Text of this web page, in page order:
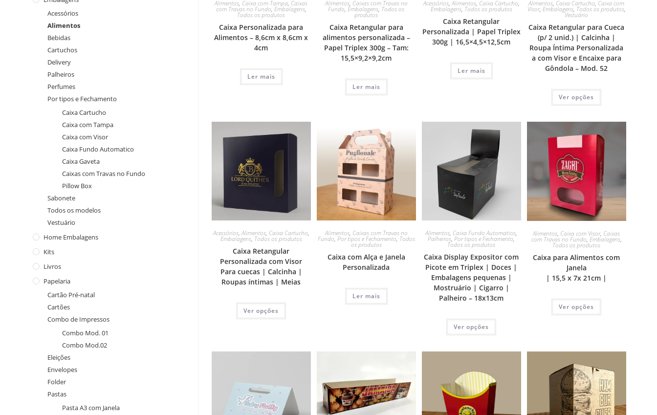
Alimentos, Caixa com Tampa, Caixas
com Travas no Fundo, Embalagens,
Todos os produtos
Caixa Personalizada para
Alimentos – 8,6cm x 8,6cm x
4cm
Ler mais
Alimentos, Caixas com Travas no
Fundo,Embalagens, Todos os
produtos
Caixa Retangular para
alimentos personalizada –
Papel Triplex 300g – Tam:
15,5×9,2×9,2cm
Ler mais
Acessórios,Alimentos, Caixa Cartucho,
Embalagens, Todos os produtos
Caixa Retangular
Personalizada | Papel Triplex
300g | 16,5×4,5×12,5cm
Ler mais
Alimentos, Caixa Cartucho, Caixa com
Visor, Embalagens, Todos os produtos,
Vestuário
Caixa Retangular para Cueca
(p/ 2 unid.) | Calcinha |
Roupa Íntima Personalizada
a com Visor e Encaixe para
Gôndola – Mod. 52
Ver opções
Acessórios,Alimentos, Caixa Cartucho,
Embalagens, Todos os produtos
Caixa Retangular
Personalizada com Visor
Para cuecas | Calcinha |
Roupas íntimas | Meias
Ver opções
Alimentos, Caixas com Travas no
Fundo, Por tipos e Fechamento, Todos
os produtos
Caixa com Alça e Janela
Personalizada
Ler mais
Alimentos, Caixa Fundo Automatico,
Palheiros,Por tipos e Fechamento,
Todos os produtos
Caixa Display Expositor com
Picote em Triplex | Doces |
Embalagens pequenas |
Mostruário | Cigarro |
Palheiro – 18x13cm
Ver opções
Alimentos, Caixa com Visor, Caixas
com Travas no Fundo, Embalagens,
Todos os produtos
Caixa para Alimentos com
Janela
| 15,5 x 7x 21cm |
Ver opções
Acessórios
Alimentos
Bebidas
Cartuchos
Delivery
Palheiros
Perfumes
Por tipos e Fechamento
Caixa Cartucho
Caixa com Tampa
Caixa com Visor
Caixa Fundo Automatico
Caixa Gaveta
Caixas com Travas no Fundo
Pillow Box
Sabonete
Todos os modelos
Vestuário
Home Embalagens
Kits
Livros
Papelaria
Cartão Pré-natal
Cartões
Combo de Impressos
Combo Mod. 01
Combo Mod.02
Eleições
Envelopes
Folder
Pastas
Pasta A3 com Janela